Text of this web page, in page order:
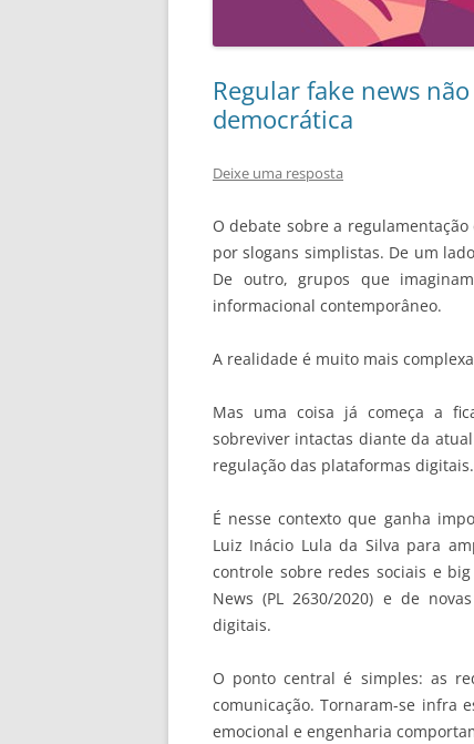
Regular fake news
democrática
Deixe uma resposta
O debate sobre a
por slogans simplistas. De um
De outro, grupos que
informacional contemporâneo.
A realidade é muito mais
Mas uma coisa já começa a
sobreviver intactas diante da
regulação das plataformas digitais.
É nesse contexto que ganha
Luiz Inácio Lula da Silva para
controle sobre redes sociais e
News (PL 2630/2020) e de
digitais.
O ponto central é simples: as
comunicação. Tornaram-se infra
emocional e engenharia